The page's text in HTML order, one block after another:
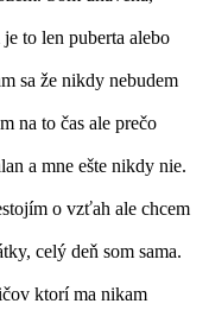
to len puberta alebo
sa že nikdy nebudem
na to čas ale prečo
a mne ešte nikdy nie.
o vzťah ale chcem
celý deň som sama.
ktorí ma nikam